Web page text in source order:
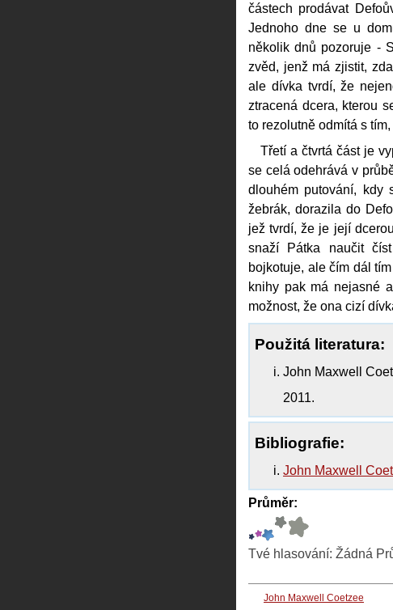
částech prodávat
Jednoho dne se u
několik dnů pozoruje -
zvěd, jenž má zjistit,
ale dívka tvrdí, že
ztracená dcera, kterou
to rezolutně odmítá s
Třetí a čtvrtá část je
se celá odehrává v
dlouhém putování,
žebrák, dorazila do
jež tvrdí, že je její
snaží Pátka naučit
bojkotuje, ale čím dál
knihy pak má nejasné
možnost, že ona cizí
Použitá literatura:
John Maxwell
2011.
Bibliografie:
John Maxwell
Průměr:
Tvé hlasování: Žádná
John Maxwell Coetzee